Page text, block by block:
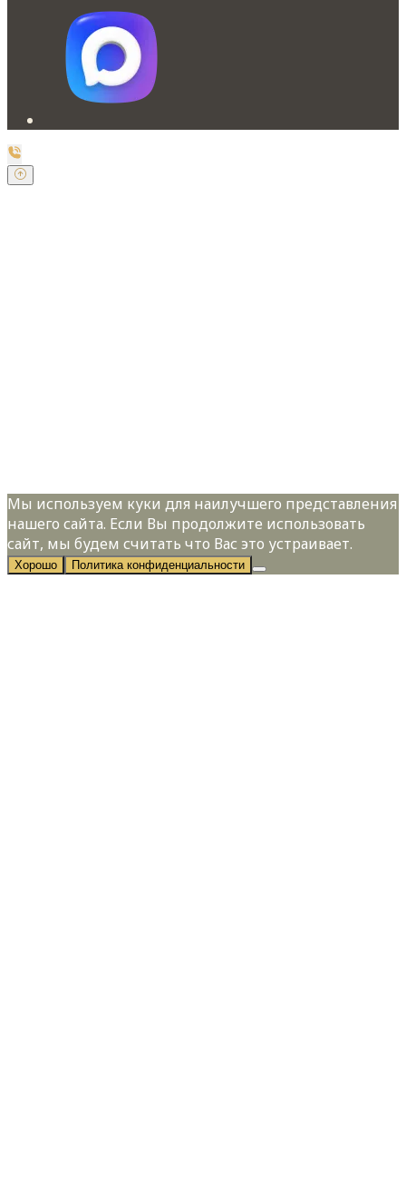
Мы используем куки для наилучшего представления
нашего сайта. Если Вы продолжите использовать
сайт, мы будем считать что Вас это устраивает.
Хорошо Политика конфиденциальности